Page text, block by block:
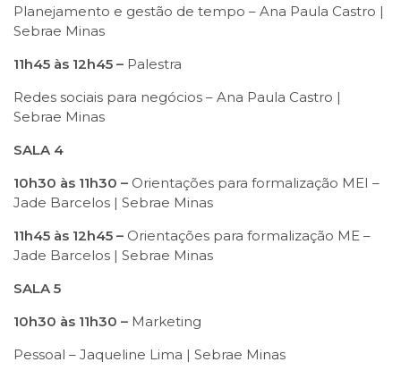
Planejamento e gestão de tempo – Ana Paula Castro |
Sebrae Minas
11h45 às 12h45 – Palestra
Redes sociais para negócios – Ana Paula Castro |
Sebrae Minas
SALA 4
10h30 às 11h30 – Orientações para formalização MEI –
Jade Barcelos | Sebrae Minas
11h45 às 12h45 – Orientações para formalização ME –
Jade Barcelos | Sebrae Minas
SALA 5
10h30 às 11h30 – Marketing
Pessoal – Jaqueline Lima | Sebrae Minas